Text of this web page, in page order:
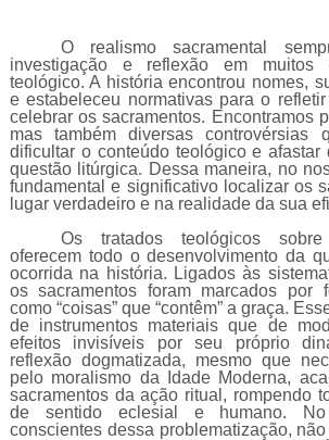
O realismo sacramental
investigação e reflexão em muitos
teológico. A história encontrou nomes,
e estabeleceu normativas para o
celebrar os sacramentos. Encontramos
mas também diversas controvérsias
dificultar o conteúdo teológico e afastar
questão litúrgica. Dessa maneira, no
fundamental e significativo localizar os
lugar verdadeiro e na realidade da sua
Os tratados teológicos
oferecem todo o desenvolvimento da
ocorrida na história. Ligados às
os sacramentos foram marcados por
como “coisas” que “contêm” a graça.
de instrumentos materiais que de
efeitos invisíveis por seu próprio
reflexão dogmatizada, mesmo que
pelo moralismo da Idade Moderna,
sacramentos da ação ritual, rompendo
de sentido eclesial e humano. No
conscientes dessa problematização,